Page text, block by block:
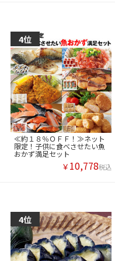
≪約１８％ＯＦＦ！≫ネット
限定！子供に食べさせたい魚
おかず満足セット
￥ 10,778税込